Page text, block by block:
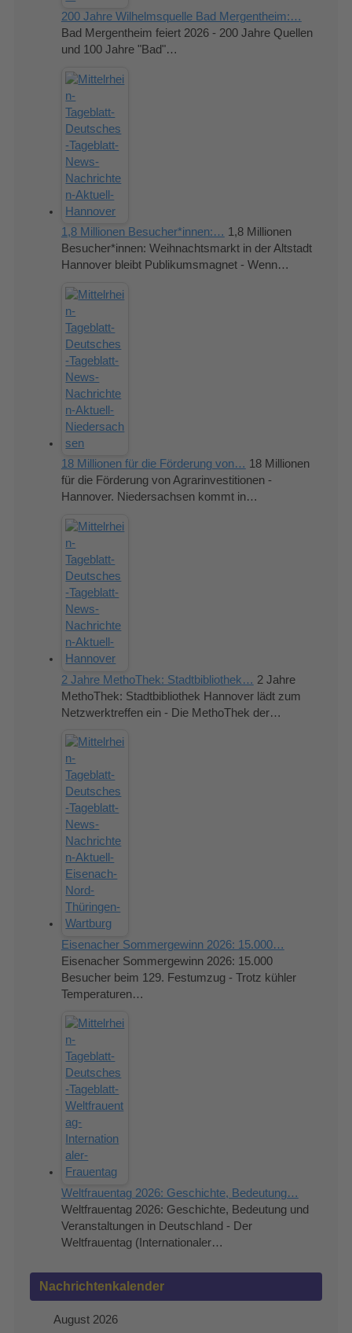
200 Jahre Wilhelmsquelle Bad Mergentheim:…
Bad Mergentheim feiert 2026 - 200 Jahre Quellen
und 100 Jahre "Bad"…
1,8 Millionen Besucher*innen:… 1,8 Millionen
Besucher*innen: Weihnachtsmarkt in der Altstadt
Hannover bleibt Publikumsmagnet - Wenn…
18 Millionen für die Förderung von… 18 Millionen
für die Förderung von Agrarinvestitionen -
Hannover. Niedersachsen kommt in…
2 Jahre MethoThek: Stadtbibliothek… 2 Jahre
MethoThek: Stadtbibliothek Hannover lädt zum
Netzwerktreffen ein - Die MethoThek der…
Eisenacher Sommergewinn 2026: 15.000…
Eisenacher Sommergewinn 2026: 15.000
Besucher beim 129. Festumzug - Trotz kühler
Temperaturen…
Weltfrauentag 2026: Geschichte, Bedeutung…
Weltfrauentag 2026: Geschichte, Bedeutung und
Veranstaltungen in Deutschland - Der
Weltfrauentag (Internationaler…
Nachrichtenkalender
August 2026